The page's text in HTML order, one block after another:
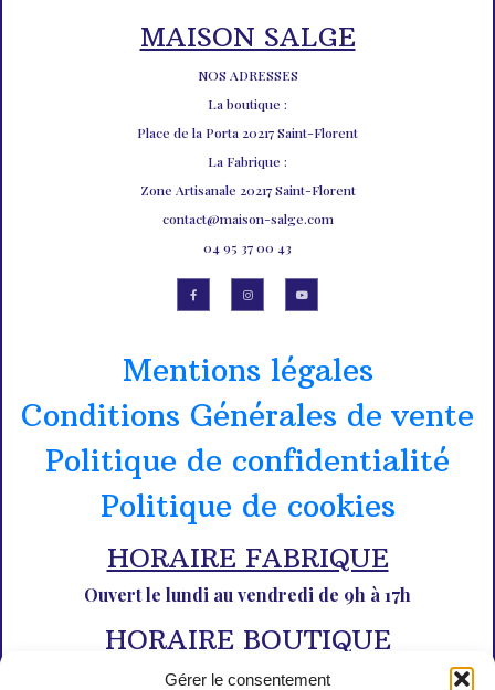
Gérer le consentement
MAISON SALGE
NOS ADRESSES
La boutique :
Place de la Porta 20217 Saint-Florent
La Fabrique :
Zone Artisanale 20217 Saint-Florent
contact@maison-salge.com
04 95 37 00 43
Mentions légales
Conditions Générales de vente
Politique de confidentialité
Politique de cookies
HORAIRE FABRIQUE
Ouvert le lundi au vendredi de 9h à 17h
HORAIRE BOUTIQUE
Du lundi au dimanche de 10h à 12h30 et de 14h30 à 18h30